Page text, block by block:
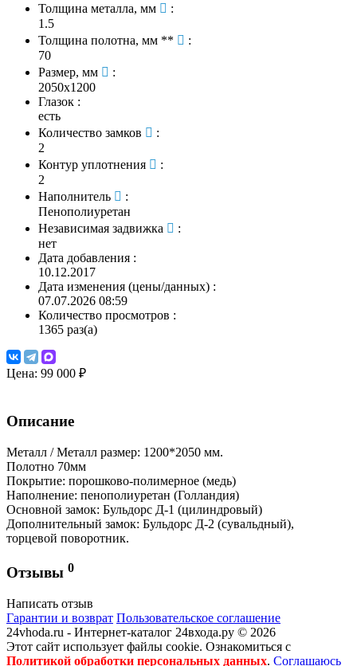
Толщина металла, мм
:
1.5
Толщина полотна, мм **
:
70
Размер, мм
:
2050х1200
Глазок :
есть
Количество замков
:
2
Контур уплотнения
:
2
Наполнитель
:
Пенополиуретан
Независимая задвижка
:
нет
Дата добавления :
10.12.2017
Дата изменения (цены/данных) :
07.07.2026 08:59
Количество просмотров :
1365 раз(а)
Цена: 99 000 ₽
Описание
Металл / Металл размер: 1200*2050 мм.
Полотно 70мм
Покрытие: порошково-полимерное (медь)
Наполнение: пенополиуретан (Голландия)
Основной замок: Бульдорс Д-1 (цилиндровый)
Дополнительный замок: Бульдорс Д-2 (сувальдный),
торцевой поворотник.
Отзывы 0
Написать отзыв
Гарантии и возврат Пользовательское соглашение
24vhoda.ru - Интернет-каталог 24входа.ру © 2026
Этот сайт использует файлы cookie. Ознакомиться с
Политикой обработки персональных данных. Соглашаюсь